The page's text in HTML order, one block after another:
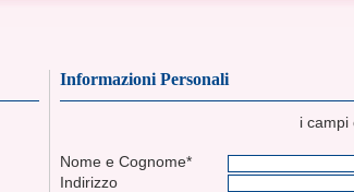
Informazioni Personali
i campi
Nome e Cognome*
Indirizzo